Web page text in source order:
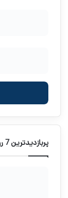
پربازدیدترین 7 روز گذشته